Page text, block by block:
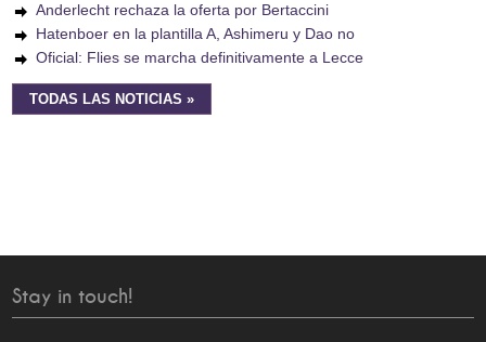
Anderlecht rechaza la oferta por Bertaccini
Hatenboer en la plantilla A, Ashimeru y Dao no
Oficial: Flies se marcha definitivamente a Lecce
TODAS LAS NOTICIAS »
Stay in touch!